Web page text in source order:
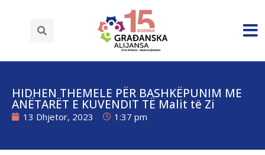
HIDHEN THEMELE PËR BASHKËPUNIM ME
ANËTARËT E KUVENDIT TË Malit të Zi
13 Dhjetor, 2023 1:37 pm